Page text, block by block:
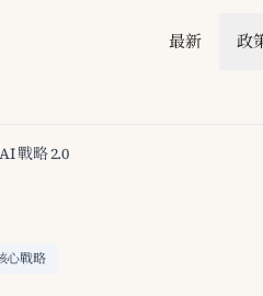
最新 政
戰略 2.0
心戰略